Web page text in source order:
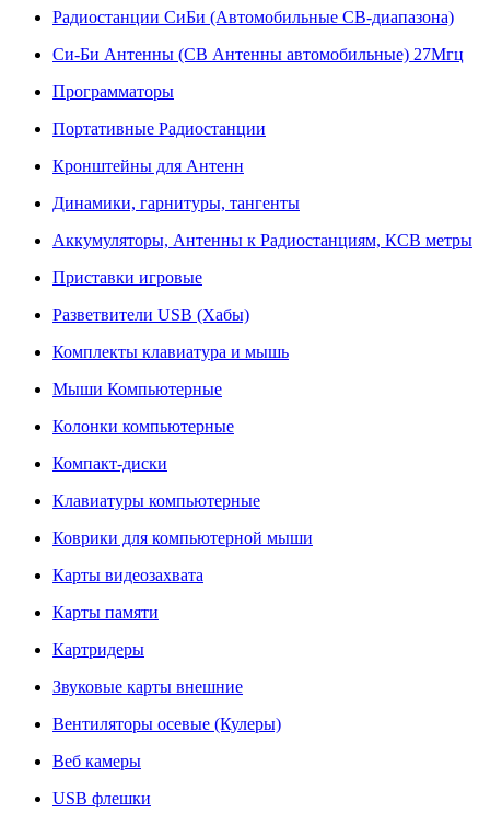
Радиостанции СиБи (Автомобильные СВ-диапазона)
Си-Би Антенны (СВ Антенны автомобильные) 27Мгц
Программаторы
Портативные Радиостанции
Кронштейны для Антенн
Динамики, гарнитуры, тангенты
Аккумуляторы, Антенны к Радиостанциям, КСВ метры
Приставки игровые
Разветвители USB (Хабы)
Комплекты клавиатура и мышь
Мыши Компьютерные
Колонки компьютерные
Компакт-диски
Клавиатуры компьютерные
Коврики для компьютерной мыши
Карты видеозахвата
Карты памяти
Картридеры
Звуковые карты внешние
Вентиляторы осевые (Кулеры)
Веб камеры
USB флешки